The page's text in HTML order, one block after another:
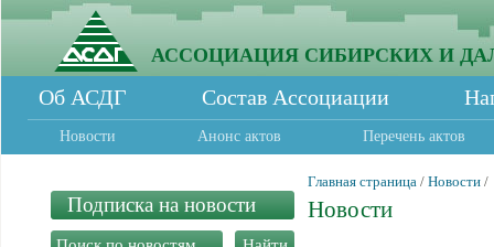
АССОЦИАЦИЯ СИБИРСКИХ И
Об АСДГ Состав Ассоциации
Новости Анонс актов Перечень актов
Подписка на новости
Главная страница / Новости /
Новости